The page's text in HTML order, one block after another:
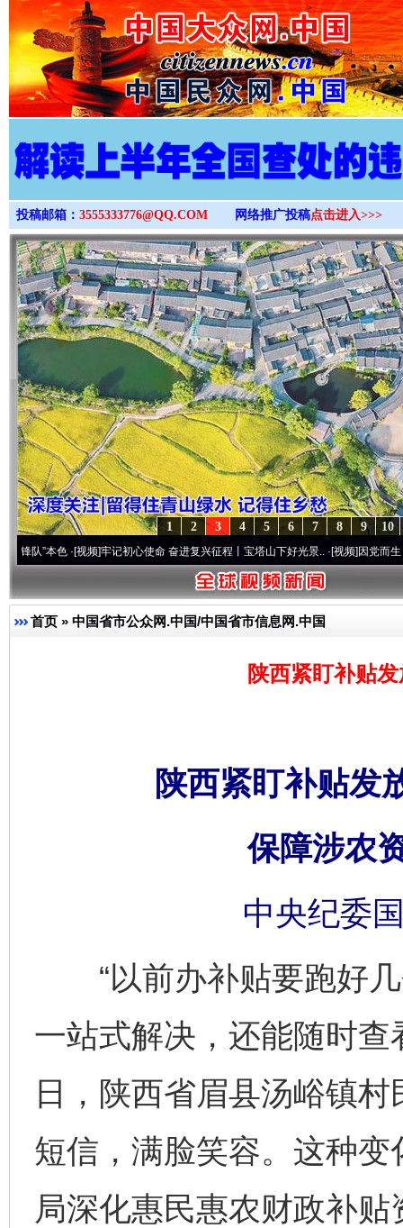
>
投稿邮箱： 3555333776@QQ.COM 网络推广投稿点击进入>>>
10
9
8
7
6
5
4
3
2
1
·[视频]牢记初心使命 奋进复兴征程丨宝塔山下好光景..·[视频]因党而生 为党而战
首页 » 中国省市公众网.中国/中国省市信息网.中国
陕西紧盯补贴
陕西紧盯补贴发
保障涉农
中央纪委
“以前办补贴要跑好几
一站式解决，还能随时查
日，陕西省眉县汤峪镇
短信，满脸笑容。这种
局深化惠民惠农财政补贴